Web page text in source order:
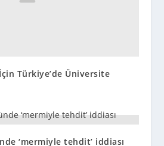
Türkiye’de Üniversite
‘mermiyle tehdit’ iddiası